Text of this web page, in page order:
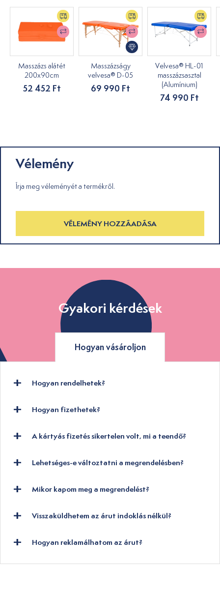
Masszázs alátét
200x90cm
52 452 Ft
Masszázságy
velvesa® D-05
69 990 Ft
Velvesa® HL-01
masszázsasztal
(Alumínium)
74 990 Ft
Vélemény
Írja meg véleményét a termékről.
VÉLEMÉNY HOZZÁADÁSA
Gyakori kérdések
Hogyan vásároljon
Hogyan rendelhetek?
Hogyan fizethetek?
A kártyás fizetés sikertelen volt, mi a teendő?
Lehetséges-e változtatni a megrendelésben?
Mikor kapom meg a megrendelést?
Visszaküldhetem az árut indoklás nélkül?
Hogyan reklamálhatom az árut?